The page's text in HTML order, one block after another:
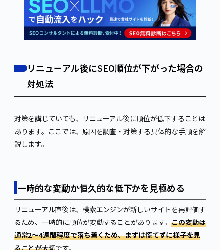
リニューアル後にSEO順位が下がった場合の
対処法
対策を講じていても、リニューアル後に順位が低下することは
あります。ここでは、原因を調査・対策する具体的な手順を解
説します。
一時的な変動か恒久的な低下かを見極める
リニューアル直後は、検索エンジンが新しいサイトを再評価す
るため、一時的に順位が変動することがあります。この変動は
通常2〜4週間程度で落ち着くため、まずは慌てずに様子を見
ることが大切です。